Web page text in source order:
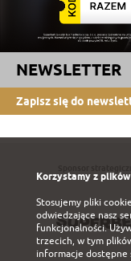
NEWSLETTER
Zapisz się do
Korzystamy z
Stosujemy pliki
odwiedzające nasz
funkcjonalności.
trzecich, w tym
informacje dostępne